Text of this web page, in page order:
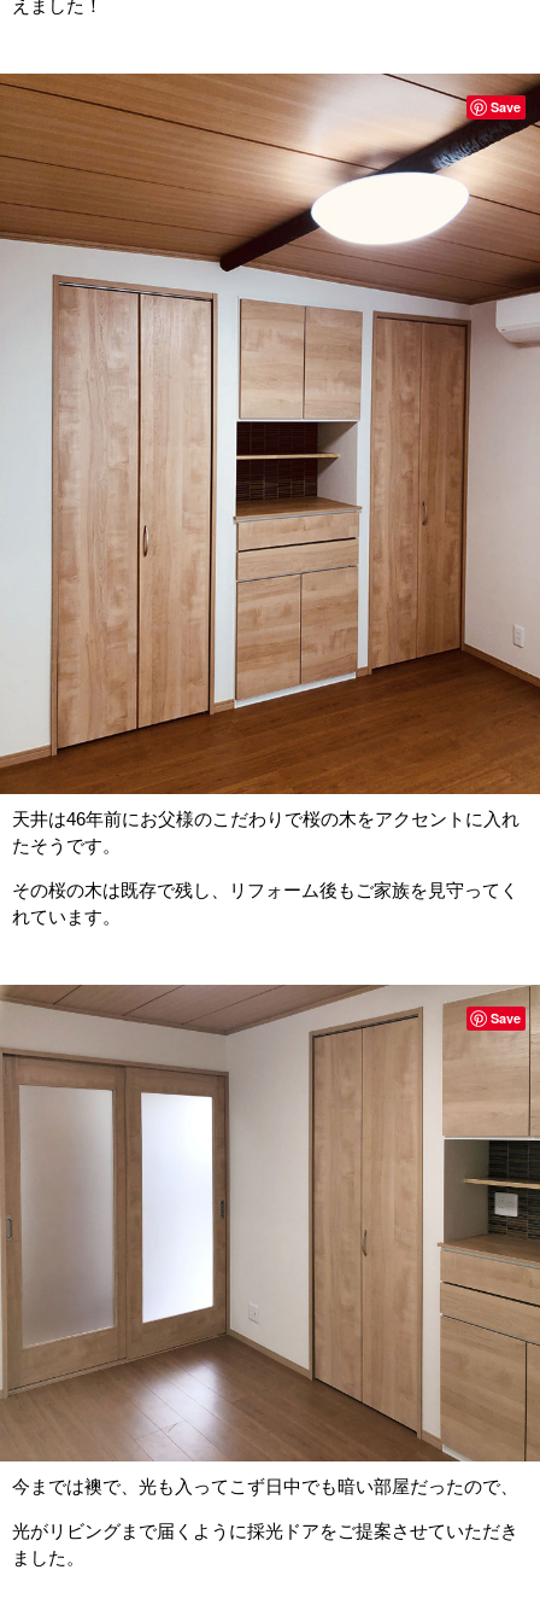
えました！
天井は46年前にお父様のこだわりで桜の木をアクセントに入れ
たそうです。
その桜の木は既存で残し、リフォーム後もご家族を見守ってく
れています。
Save
今までは襖で、光も入ってこず日中でも暗い部屋だったので、
光がリビングまで届くように採光ドアをご提案させていただき
ました。
Save